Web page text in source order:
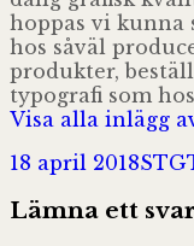
hoppas vi kunna
hos såväl
produkter,
typografi som
Visa alla inlägg
Postat
18 april 2018STG
Lämna ett svar